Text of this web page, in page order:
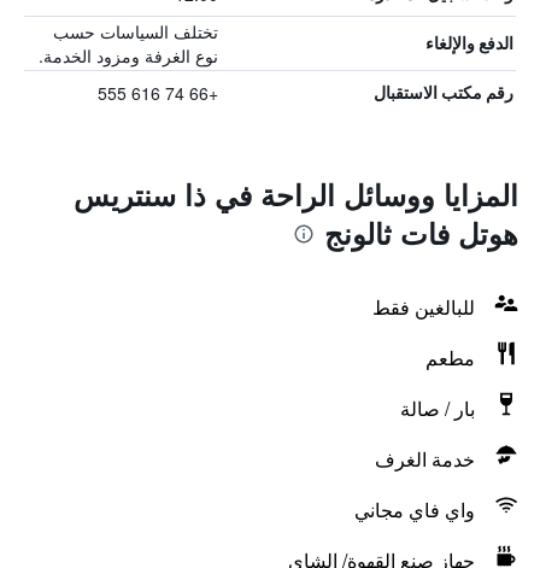
الدفع والإلغاء
تختلف السياسات حسب
نوع الغرفة ومزود الخدمة.
رقم مكتب الاستقبال +66 74 616 555
المزايا ووسائل الراحة في ذا سنتريس
هوتل فات ثالونج
للبالغين فقط
مطعم
بار / صالة
خدمة الغرف
واي فاي مجاني
جهاز صنع القهوة/ الشاي